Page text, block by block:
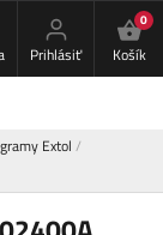
Prihlásiť
0
Košík
Extol